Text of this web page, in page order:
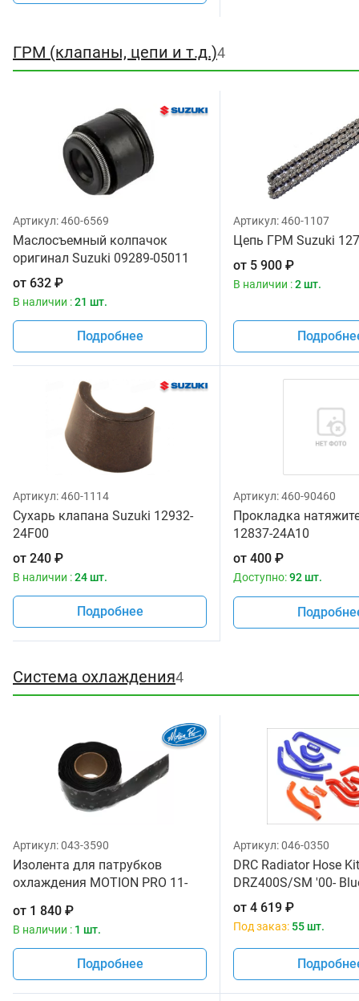
ГРМ (клапаны, цепи и т.д.)4
Артикул:460-6569
Маслосъемный колпачок
оригинал Suzuki 09289-05011
от 632 ₽
В наличии :21 шт.
Подробнее
Артикул:460-1107
Цепь ГРМ Suzuki
от 5 900 ₽
В наличии :2 шт.
Артикул:460-1114
Сухарь клапана Suzuki 12932-
24F00
от 240 ₽
В наличии :24 шт.
Подробнее
Артикул:460-90460
Прокладка
12837-24A10
от 400 ₽
Доступно:92 шт.
Система охлаждения4
Артикул:043-3590
Изолента для патрубков
охлаждения MOTION PRO 11-
от 1 840 ₽
В наличии : 1 шт.
Подробнее
Артикул:046-0350
DRC Radiator Hose Kit
DRZ400S/SM '00-
от 4 619 ₽
Под заказ: 55 шт.